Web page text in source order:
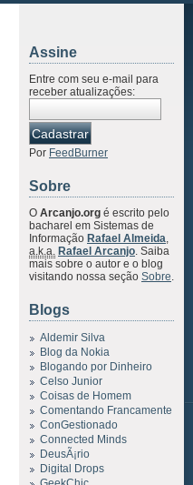
Assine
Entre com seu e-mail para
receber atualizações:
Por FeedBurner
Sobre
O Arcanjo.org é escrito pelo
bacharel em Sistemas de
Informação Rafael Almeida,
a.k.a. Rafael Arcanjo. Saiba
mais sobre o autor e o blog
visitando nossa seção Sobre.
Blogs
Aldemir Silva
Blog da Nokia
Blogando por Dinheiro
Celso Junior
Coisas de Homem
Comentando Francamente
ConGestionado
Connected Minds
DeusÃ¡rio
Digital Drops